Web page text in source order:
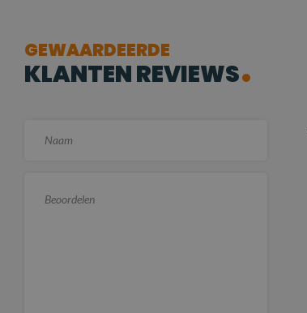
GEWAARDEERDE
KLANTEN REVIEWS